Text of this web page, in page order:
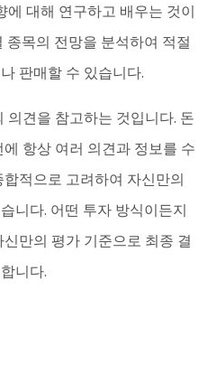
에 대해 연구하고 배우는 것이
종목의 전망을 분석하여 적절
판매할 수 있습니다.
의견을 참고하는 것입니다. 돈
항상 여러 의견과 정보를 수
적으로 고려하여 자신만의
니다. 어떤 투자 방식이든지
만의 평가 기준으로 최종 결
니다.